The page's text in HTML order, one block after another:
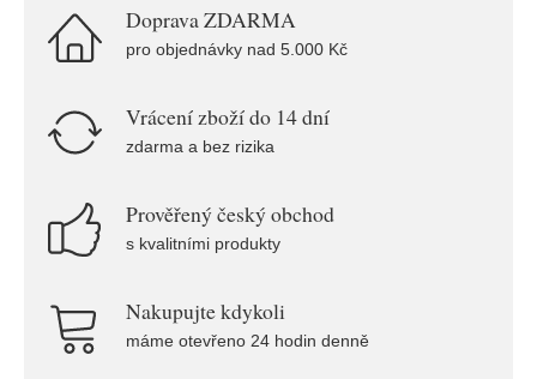
Doprava ZDARMA
pro objednávky nad 5.000 Kč
Vrácení zboží do 14 dní
zdarma a bez rizika
Prověřený český obchod
s kvalitními produkty
Nakupujte kdykoli
máme otevřeno 24 hodin denně